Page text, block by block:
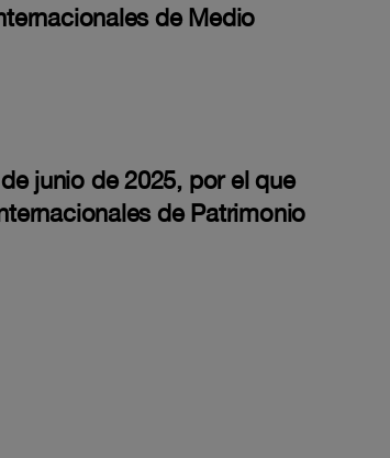
de Medio
junio de 2025, por el que
de Patrimonio